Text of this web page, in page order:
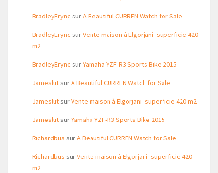
BradleyErync surA Beautiful CURREN Watch for Sale
BradleyErync surVente maison à Elgorjani- superficie 420
m2
BradleyErync surYamaha YZF-R3 Sports Bike 2015
JameslutsurA Beautiful CURREN Watch for Sale
JameslutsurVente maison à Elgorjani- superficie 420 m2
JameslutsurYamaha YZF-R3 Sports Bike 2015
Richardbus surA Beautiful CURREN Watch for Sale
Richardbus surVente maison à Elgorjani- superficie 420
m2